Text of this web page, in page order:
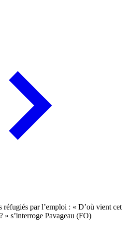
réfugiés par l’emploi : « D’où vient cet
» s’interroge Pavageau (FO)